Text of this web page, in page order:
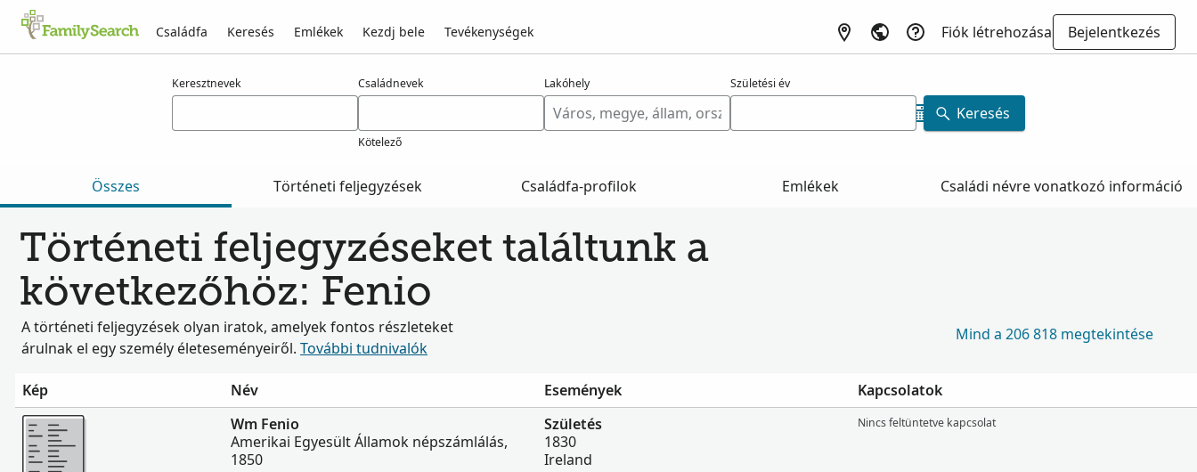
Családfa Keresés Emlékek Kezdj bele Tevékenységek Fiók létrehozása
Bejelentkezés
Keresztnevek Családnevek
Kötelező
Lakóhely Születési év
Keresés
Összes Történeti feljegyzések Családfa-profilok Emlékek Családi névre vonatkozó információ
Történeti feljegyzéseket találtunk a
következőhöz: Fenio
A történeti feljegyzések olyan iratok, amelyek fontos részleteket
árulnak el egy személy életeseményeiről. További tudnivalók
Mind a 206 818 megtekintése
Kép Név Események
Kapcsolatok
Több
Wm Fenio
Amerikai Egyesült Államok népszámlálás,
1850
Születés
1830
Ireland
Nincs feltüntetve kapcsolat